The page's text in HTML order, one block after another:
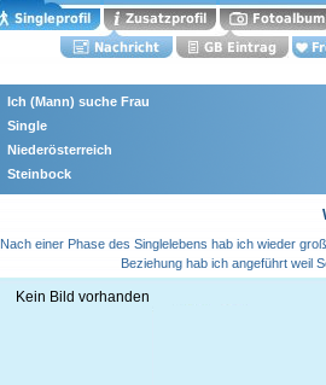
Ich (Mann) suche Frau
Single
Niederösterreich
Steinbock
Nach einer Phase des Singlelebens hab ich wieder
Beziehung hab ich angeführt weil
Kein Bild vorhanden